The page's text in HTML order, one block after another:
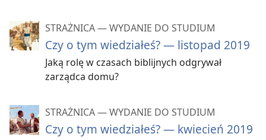
STRAŻNICA — WYDANIE DO STUDIUM
Czy o tym wiedziałeś? — listopad 2019
Jaką rolę w czasach biblijnych odgrywał
zarządca domu?
STRAŻNICA — WYDANIE DO STUDIUM
Czy o tym wiedziałeś? — kwiecień 2019